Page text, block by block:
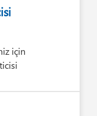
için